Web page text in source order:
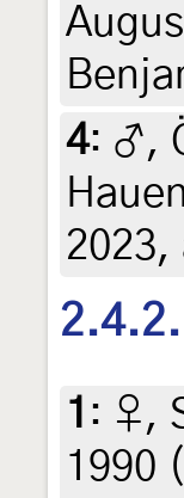
4: ♂,
1 : ♀,
1990